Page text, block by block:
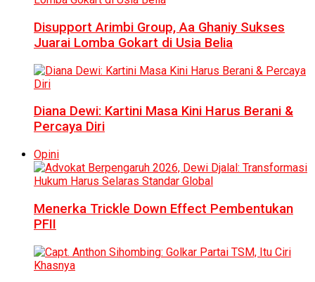
Disupport Arimbi Group, Aa Ghaniy Sukses
Juarai Lomba Gokart di Usia Belia
Diana Dewi: Kartini Masa Kini Harus Berani &
Percaya Diri
Opini
Menerka Trickle Down Effect Pembentukan
PFII